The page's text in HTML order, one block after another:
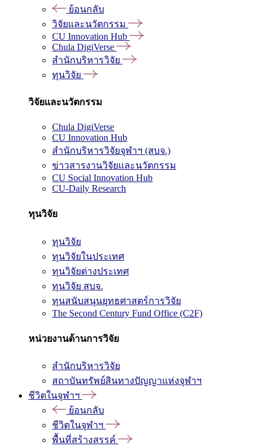
ย้อนกลับ
วิจัยและนวัตกรรม
CU Innovation Hub
Chula DigiVerse
สำนักบริหารวิจัย
ทุนวิจัย
วิจัยและนวัตกรรม
Chula DigiVerse
CU Innovation Hub
สำนักบริหารวิจัยจุฬาฯ (สบจ.)
ข่าวสารงานวิจัยและนวัตกรรม
CU Social Innovation Hub
CU-Daily Research
ทุนวิจัย
ทุนวิจัย
ทุนวิจัยในประเทศ
ทุนวิจัยต่างประเทศ
ทุนวิจัย สบจ.
ทุนสนับสนุนยุทธศาสตร์การวิจัย
The Second Century Fund Office (C2F)
หน่วยงานด้านการวิจัย
สำนักบริหารวิจัย
สถาบันทรัพย์สินทางปัญญาแห่งจุฬาฯ
ชีวิตในจุฬาฯ
ย้อนกลับ
ชีวิตในจุฬาฯ
พื้นที่สร้างสรรค์